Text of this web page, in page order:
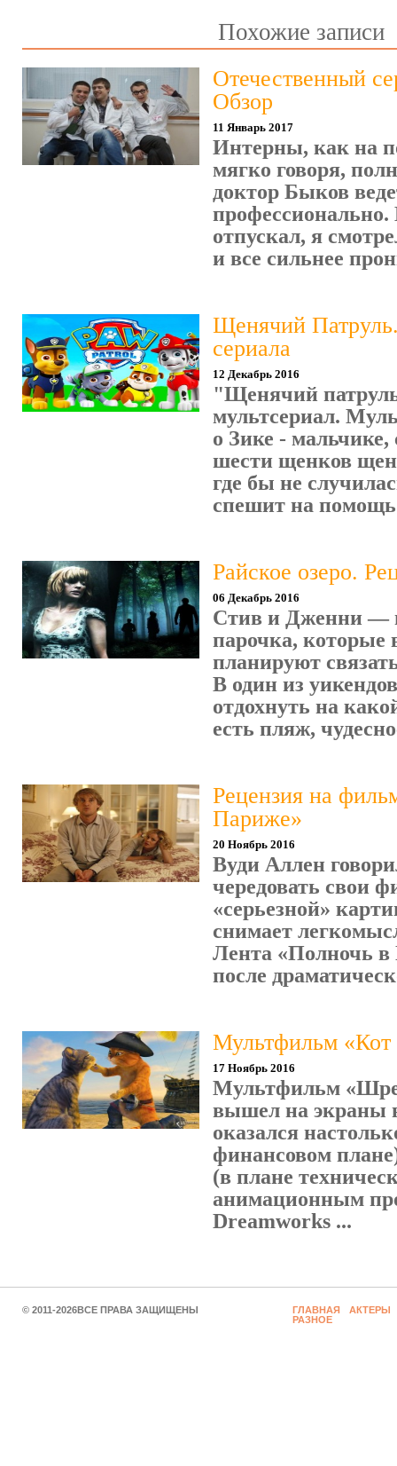
Похожие записи
Отечественный
Обзор
11 Январь 2017
Интерны, как на
мягко говоря,
доктор Быков
профессионально.
отпускал, я
и все сильнее
Щенячий
сериала
12 Декабрь 2016
"Щенячий
мультсериал.
о Зике -
шести щенков
где бы не
спешит на
Райское озеро.
06 Декабрь 2016
Стив и Дженни —
парочка, которые
планируют
В один из
отдохнуть на
есть пляж,
Рецензия на
Париже»
20 Ноябрь 2016
Вуди Аллен
чередовать свои
«серьезной»
снимает
Лента «Полночь
после
Мультфильм «Кот
17 Ноябрь 2016
Мультфильм
вышел на экраны
оказался
финансовом
(в плане
анимационным
Dreamworks ...
© 2011-2026ВСЕ ПРАВА ЗАЩИЩЕНЫ ГЛАВНАЯ
АКТЕРЫ
РАЗНОЕ